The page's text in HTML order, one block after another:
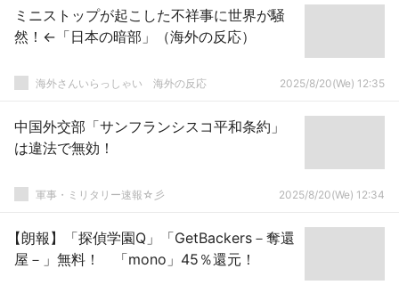
ミニストップが起こした不祥事に世界が騒
然！←「日本の暗部」（海外の反応）
海外さんいらっしゃい 海外の反応 2025/8/20(We) 12:35
中国外交部「サンフランシスコ平和条約」
は違法で無効！
軍事・ミリタリー速報☆彡 2025/8/20(We) 12:34
【朗報】「探偵学園Q」「GetBackers－奪還
屋－」無料！ 「mono」45％還元！